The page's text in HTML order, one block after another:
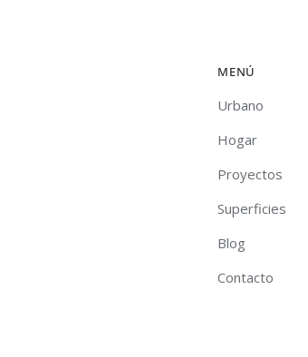
MENÚ
Urbano
Hogar
Proyectos
Superficies
Blog
Contacto